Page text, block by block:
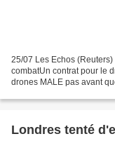
25/07 Les Echos
combatUn contrat pour le
drones MALE pas avant
Londres tenté